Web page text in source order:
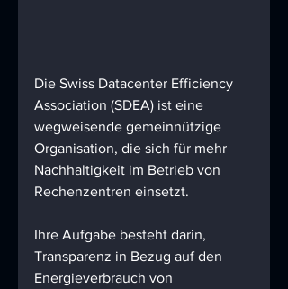
Die Swiss Datacenter Efficiency
Association (SDEA) ist eine
wegweisende gemeinnützige
Organisation, die sich für mehr
Nachhaltigkeit im Betrieb von
Rechenzentren einsetzt.
Ihre Aufgabe besteht darin,
Transparenz in Bezug auf den
Energieverbrauch von